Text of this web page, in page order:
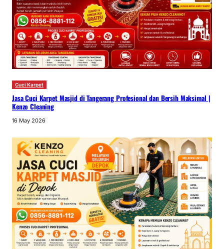
Cuci Karpet
Jasa Cuci Karpet Masjid di Tangerang Profesional dan Bersih Maksimal |
Kenzo Cleaning
16 May 2026